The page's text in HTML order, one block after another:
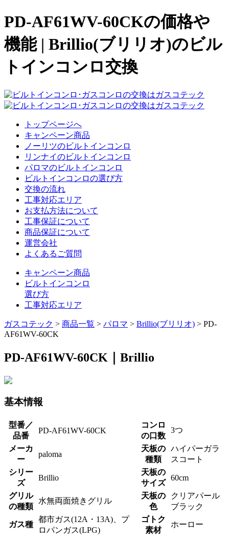
PD-AF61WV-60CKの価格や
機能 | Brillio(ブリリオ)のビル
トインコンロ交換
トップページへ
キャンペーン商品
ノーリツのビルトインコンロ
リンナイのビルトインコンロ
パロマのビルトインコンロ
ビルトインコンロの選び方
交換の流れ
工事対応エリア
お支払方法について
工事保証について
商品保証について
運営会社
よくあるご質問
キャンペーン商品
ビルトインコンロ
選び方
工事対応エリア
ガスコテック > 商品一覧 > パロマ > Brillio(ブリリオ) > PD-
AF61WV-60CK
PD-AF61WV-60CK｜Brillio
基本情報
型番／
品番
PD-AF61WV-60CK
コンロ
の口数
3つ
メーカ
ー
paloma
天板の
種類
ハイパーガラ
スコート
シリー
ズ
Brillio
天板の
サイズ
60cm
グリル
の種類
水無両面焼きグリル
天板の
色
クリアパール
ブラック
ガス種
都市ガス(12A・13A)、プ
ロパンガス(LPG)
ゴトク
素材
ホーロー